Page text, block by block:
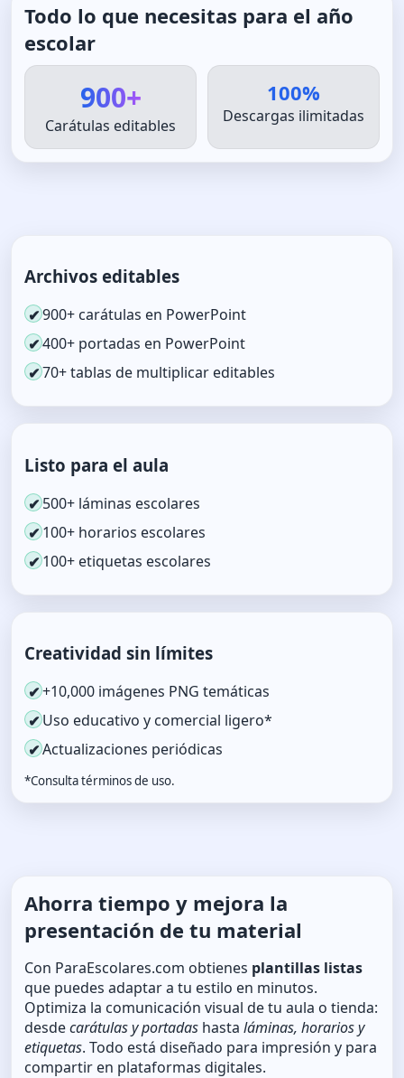
Todo lo que necesitas para el año
escolar
900+
Carátulas editables
100%
Descargas ilimitadas
Archivos editables
✔900+ carátulas en PowerPoint
✔400+ portadas en PowerPoint
✔70+ tablas de multiplicar editables
Listo para el aula
✔ 500+ láminas escolares
✔ 100+ horarios escolares
✔ 100+ etiquetas escolares
Creatividad sin límites
✔+10,000 imágenes PNG temáticas
✔ Uso educativo y comercial ligero*
✔Actualizaciones periódicas
*Consulta términos de uso.
Ahorra tiempo y mejora la
presentación de tu material
Con ParaEscolares.com obtienes plantillas listas
que puedes adaptar a tu estilo en minutos.
Optimiza la comunicación visual de tu aula o tienda:
desdecarátulas y portadas hasta láminas, horarios y
etiquetas. Todo está diseñado para impresión y para
compartir en plataformas digitales.